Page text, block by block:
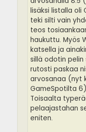
lisäksi listalla oli
teki silti vain
teos
haukuttu. Myös
katsella ja
sillä odotin pelin
rutosti paskaa
arvosanaa (nyt
GameSpotilta
Toisaalta
pelaajastahan
eniten.